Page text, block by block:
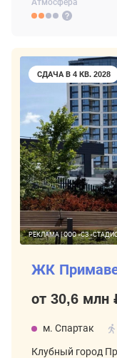
СДАЧА В 4 КВ. 2028
РЕКЛАМА | ООО «СЗ
ЖК
от 30,6 млн
м. Спартак
Клубный город